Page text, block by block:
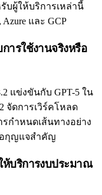
บผู้ให้บริการเหล่านี้
และ GCP
ารใช้งานจริงหรือ
แข่งขันกับ GPT-5 ใน
จัดการเวิร์คโหลด
รกำหนดเส้นทางอย่าง
กุญแจสำคัญ
ห้บริการงบประมาณ